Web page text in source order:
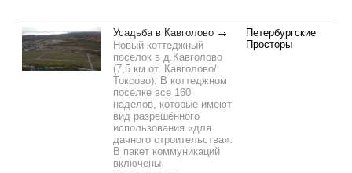
Усадьба в Кавголово
Новый коттеджный
поселок в д.Кавголово
(7,5 км от. Кавголово/
Токсово). В коттеджном
поселке все 160
наделов, которые имеют
вид разрешённого
использования «для
дачного строительства».
В пакет коммуникаций
включены
Петербургские
Просторы